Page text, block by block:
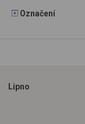
Označení
Lipno